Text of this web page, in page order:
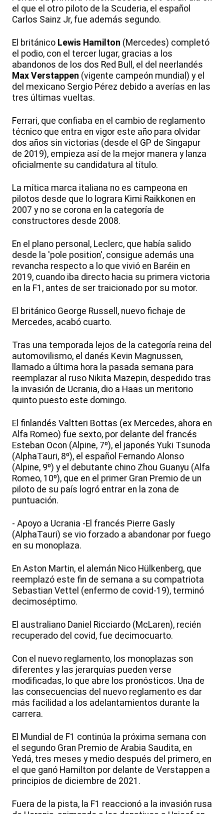
el que el otro piloto de la Scuderia, el español
Carlos Sainz Jr, fue además segundo.
El británico Lewis Hamilton (Mercedes) completó
el podio, con el tercer lugar, gracias a los
abandonos de los dos Red Bull, el del neerlandés
Max Verstappen (vigente campeón mundial) y el
del mexicano Sergio Pérez debido a averías en las
tres últimas vueltas.
Ferrari, que confiaba en el cambio de reglamento
técnico que entra en vigor este año para olvidar
dos años sin victorias (desde el GP de Singapur
de 2019), empieza así de la mejor manera y lanza
oficialmente su candidatura al título.
La mítica marca italiana no es campeona en
pilotos desde que lo lograra Kimi Raikkonen en
2007 y no se corona en la categoría de
constructores desde 2008.
En el plano personal, Leclerc, que había salido
desde la 'pole position', consigue además una
revancha respecto a lo que vivió en Baréin en
2019, cuando iba directo hacia su primera victoria
en la F1, antes de ser traicionado por su motor.
El británico George Russell, nuevo fichaje de
Mercedes, acabó cuarto.
Tras una temporada lejos de la categoría reina del
automovilismo, el danés Kevin Magnussen,
llamado a última hora la pasada semana para
reemplazar al ruso Nikita Mazepin, despedido tras
la invasión de Ucrania, dio a Haas un meritorio
quinto puesto este domingo.
El finlandés Valtteri Bottas (ex Mercedes, ahora en
Alfa Romeo) fue sexto, por delante del francés
Esteban Ocon (Alpine, 7º), el japonés Yuki Tsunoda
(AlphaTauri, 8º), el español Fernando Alonso
(Alpine, 9º) y el debutante chino Zhou Guanyu (Alfa
Romeo, 10º), que en el primer Gran Premio de un
piloto de su país logró entrar en la zona de
puntuación.
- Apoyo a Ucrania -El francés Pierre Gasly
(AlphaTauri) se vio forzado a abandonar por fuego
en su monoplaza.
En Aston Martin, el alemán Nico Hülkenberg, que
reemplazó este fin de semana a su compatriota
Sebastian Vettel (enfermo de covid-19), terminó
decimoséptimo.
El australiano Daniel Ricciardo (McLaren), recién
recuperado del covid, fue decimocuarto.
Con el nuevo reglamento, los monoplazas son
diferentes y las jerarquías pueden verse
modificadas, lo que abre los pronósticos. Una de
las consecuencias del nuevo reglamento es dar
más facilidad a los adelantamientos durante la
carrera.
El Mundial de F1 continúa la próxima semana con
el segundo Gran Premio de Arabia Saudita, en
Yedá, tres meses y medio después del primero, en
el que ganó Hamilton por delante de Verstappen a
principios de diciembre de 2021.
Fuera de la pista, la F1 reaccionó a la invasión rusa